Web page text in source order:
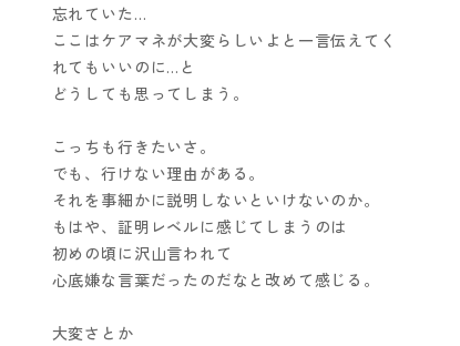
忘れていた…
ここはケアマネが大変らしいよと一言伝えてく
れてもいいのに…と
どうしても思ってしまう。
こっちも行きたいさ。
でも、行けない理由がある。
それを事細かに説明しないといけないのか。
もはや、証明レベルに感じてしまうのは
初めの頃に沢山言われて
心底嫌な言葉だったのだなと改めて感じる。
大変さとか